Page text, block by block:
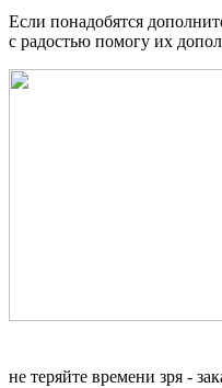
Если понадобятся
с радостью помогу их
не теряйте времени зря -